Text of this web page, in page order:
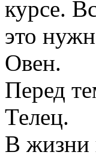
курсе.
это
Овен.
Перед
Телец.
В жизни